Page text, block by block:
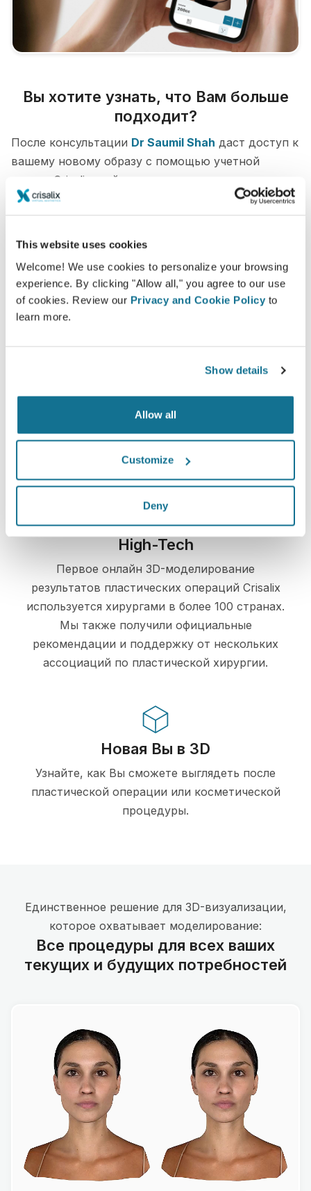
This website uses cookies
Welcome! We use cookies to personalize your browsing
experience. By clicking "Allow all," you agree to our use
of cookies. Review our Privacy and Cookie Policy to
learn more.
Show details
Allow all
Customize
Deny
Вы хотите узнать, что Вам больше
подходит?
После консультации Dr Saumil Shah даст доступ к
вашему новому образу с помощью учетной
записи Crisalix, войти в которую вы можете прямо
из дома. Это позволит вам поделиться им со
Увидьте "новую себя" в 3D прямо сейчас!
Просто и безопасно
конфиденциальности. Наши серверы
полностью зашифрованы, ваша информация
надежно защищена
High-Tech
Первое онлайн 3D-моделирование
результатов пластических операций Crisalix
используется хирургами в более 100 странах.
Мы также получили официальные
рекомендации и поддержку от нескольких
ассоциаций по пластической хирургии.
Новая Вы в 3D
Узнайте, как Вы сможете выглядеть после
пластической операции или косметической
процедуры.
Единственное решение для 3D-визуализации,
которое охватывает моделирование:
Все процедуры для всех ваших
текущих и будущих потребностей